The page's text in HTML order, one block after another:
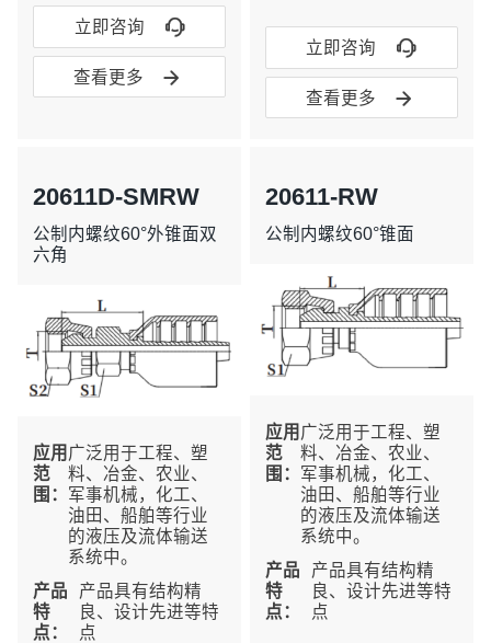
立即咨询 
查看更多 
立即咨询 
查看更多 
20611D-SMRW
公制内螺纹60°外锥面双
六角
应⽤
范
围：
广泛用于工程、塑
料、冶金、农业、
军事机械，化工、
油田、船舶等行业
的液压及流体输送
系统中。
产品
特
点：
产品具有结构精
良、设计先进等特
点
20611-RW
公制内螺纹60°锥面
应⽤
范
围：
广泛用于工程、塑
料、冶金、农业、
军事机械，化工、
油田、船舶等行业
的液压及流体输送
系统中。
产品
特
点：
产品具有结构精
良、设计先进等特
点